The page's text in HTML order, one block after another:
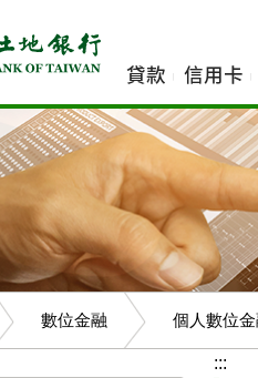
貸款 信用卡
數位金融 個人數位金
:::